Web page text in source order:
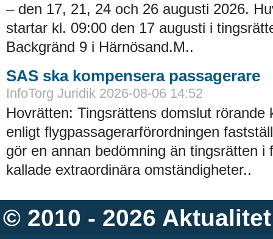
– den 17, 21, 24 och 26 augusti 2026.
startar kl. 09:00 den 17 augusti i
Backgränd 9 i Härnösand.M..
SAS ska kompensera passagerare
InfoTorg Juridik 2026-08-06 14:52
Hovrätten: Tingsrättens domslut rörande
enligt flygpassagerarförordningen
gör en annan bedömning än tingsrätten i
kallade extraordinära omständigheter..
© 2010 - 2026 Aktualitet